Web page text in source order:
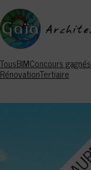
TousBIMConcours gagnés
RénovationTertiaire